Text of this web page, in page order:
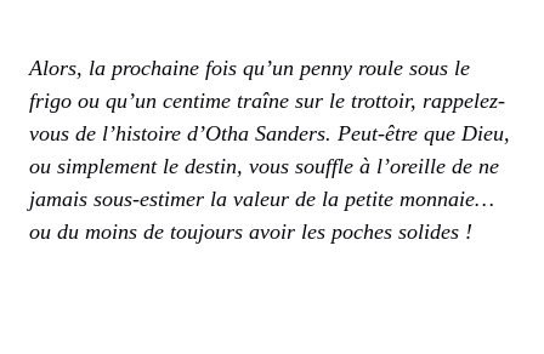
Alors, la prochaine fois qu’un penny roule sous le
frigo ou qu’un centime traîne sur le trottoir, rappelez-
vous de l’histoire d’Otha Sanders. Peut-être que Dieu,
ou simplement le destin, vous souffle à l’oreille de ne
jamais sous-estimer la valeur de la petite monnaie…
ou du moins de toujours avoir les poches solides !